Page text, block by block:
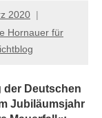
2020
Hornauer für
der Deutschen
Jubiläumsjahr